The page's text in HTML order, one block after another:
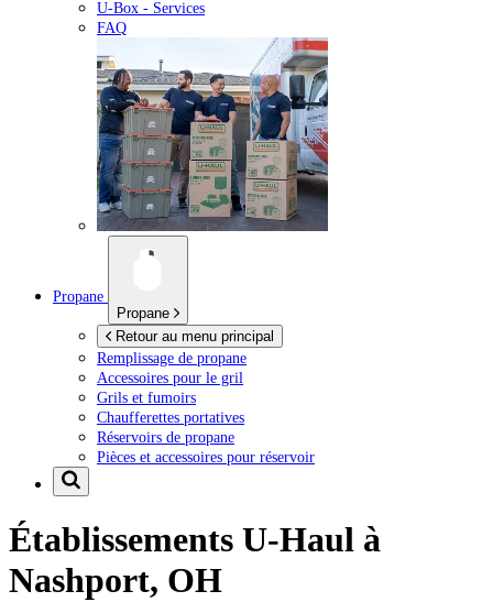
U-Box - Services
FAQ
Propane
Propane
Retour au menu principal
Remplissage de propane
Accessoires pour le gril
Grils et fumoirs
Chaufferettes portatives
Réservoirs de propane
Pièces et accessoires pour réservoir
Établissements U-Haul à
Nashport, OH